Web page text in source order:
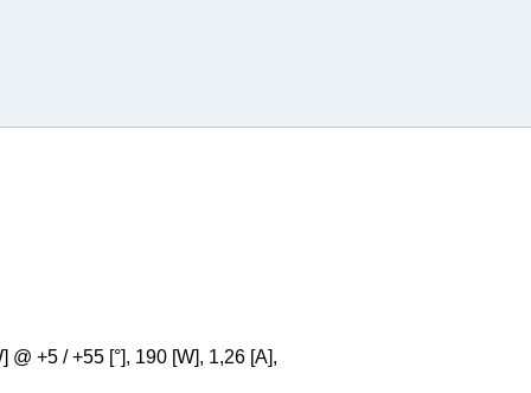
+5 / +55 [°], 190 [W], 1,26 [A],